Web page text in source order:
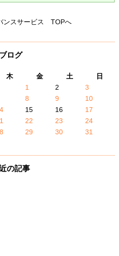
ンスサービス TOPへ
ブログ
木 金 土
日
1
2
3
8 9
10
15 16
17
22 23
24
29 30
31
の記事